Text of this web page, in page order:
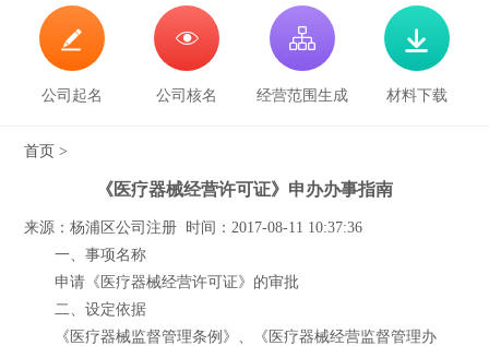

公司起名

公司核名

经营范围生成

材料下载
首页 >
《医疗器械经营许可证》申办办事指南
来源：杨浦区公司注册 时间：2017-08-11 10:37:36
一、事项名称
申请《医疗器械经营许可证》的审批
二、设定依据
《医疗器械监督管理条例》、《医疗器械经营监督管理办